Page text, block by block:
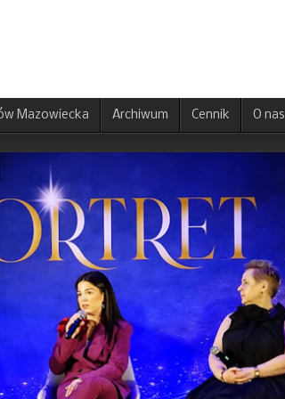
Mazowiecka Archiwum Cennik O nas